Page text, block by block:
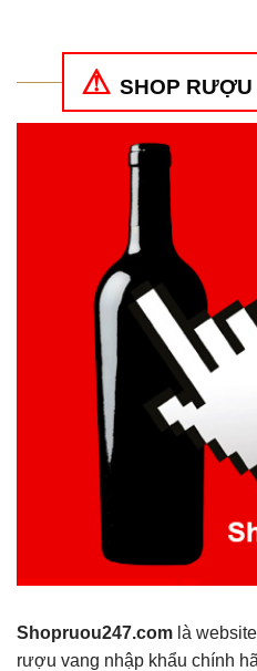
SHOP
Shopruou247.com là
rượu vang nhập khẩu chính